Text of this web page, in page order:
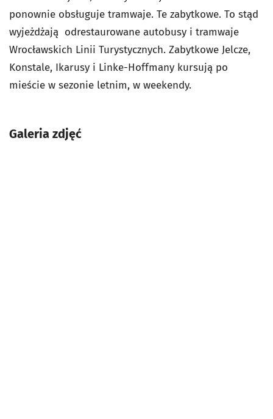
ponownie obsługuje tramwaje. Te zabytkowe. To stąd
wyjeżdżają odrestaurowane autobusy i tramwaje
Wrocławskich Linii Turystycznych. Zabytkowe Jelcze,
Konstale, Ikarusy i Linke-Hoffmany kursują po
mieście w sezonie letnim, w weekendy.
Galeria zdjęć